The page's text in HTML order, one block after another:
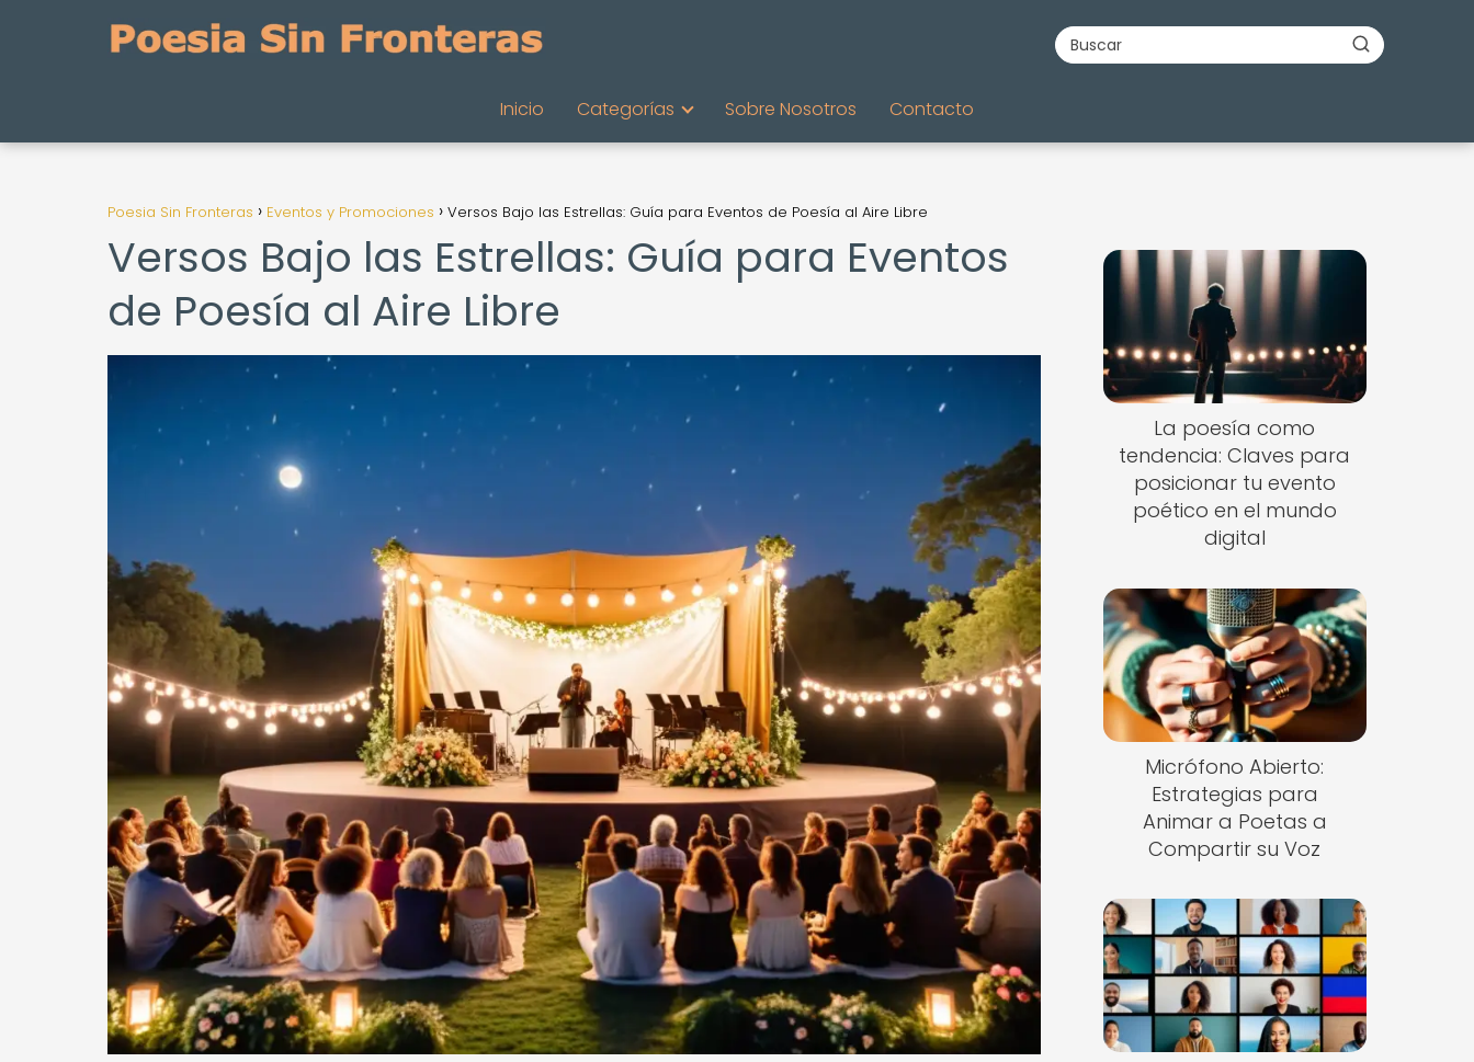
Inicio Categorías Sobre Nosotros Contacto
Poesia Sin Fronteras Eventos y Promociones Versos Bajo las Estrellas: Guía para Eventos de Poesía al Aire Libre
Versos Bajo las Estrellas: Guía para Eventos
de Poesía al Aire Libre
La poesía como
tendencia: Claves para
posicionar tu evento
poético en el mundo
digital
Micrófono Abierto:
Estrategias para
Animar a Poetas a
Compartir su Voz